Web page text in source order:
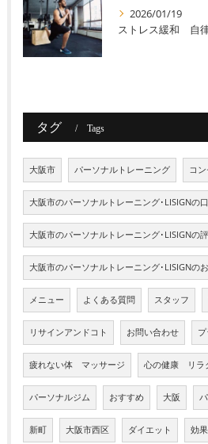
2026/01/19
ストレス緩和 自
タグ Tags
大阪市 パーソナルトレーニング コ
大阪市のパーソナルトレーニング･LISIGNの
大阪市のパーソナルトレーニング･LISIGNの
大阪市のパーソナルトレーニング･LISIGNの
メニュー よくある質問 スタッフ
リサインアンドコト お問い合わせ
疲れない体 マッサージ 心の健康 リラ
パーソナルジム おすすめ 大阪
新町 大阪市西区 ダイエット 効果